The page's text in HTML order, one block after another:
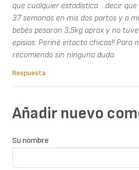
que cualquier estadística …decir que
37 semanas en mis dos partos y a
bebés pesaron 3,5kg aprox y no
episios. Periné intacto chicas!! Para
recomiendo sin ninguna duda.
Respuesta
Añadir nuevo
Su nombre